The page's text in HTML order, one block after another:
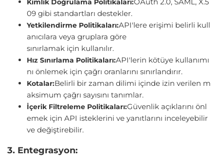
Kimlik Doğrulama Politikaları:OAuth 2.0, SAML, X.5
09 gibi standartları destekler.
Yetkilendirme Politikaları:API'lere erişimi belirli kull
anıcılara veya gruplara göre
sınırlamak için kullanılır.
Hız Sınırlama Politikaları:API'lerin kötüye kullanımı
nı önlemek için çağrı oranlarını sınırlandırır.
Kotalar:Belirli bir zaman dilimi içinde izin verilen m
aksimum çağrı sayısını tanımlar.
İçerik Filtreleme Politikaları:Güvenlik açıklarını önl
emek için API isteklerini ve yanıtlarını inceleyebilir
ve değiştirebilir.
3. Entegrasyon: